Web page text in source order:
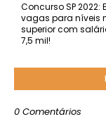
Concurso SP 2022:
vagas para níveis
superior com
7,5 mil!
0 Comentários